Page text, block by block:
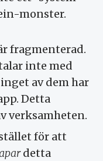
monster.
fragmenterad.
inte med
av dem har
Detta
verksamheten.
för att
detta